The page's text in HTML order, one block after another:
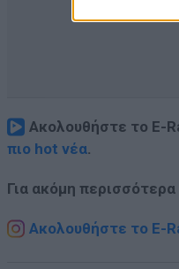
Ακολουθήστε το E-
πιο hot νέα.
Για ακόμη περισσότερα
Ακολουθήστε το E-